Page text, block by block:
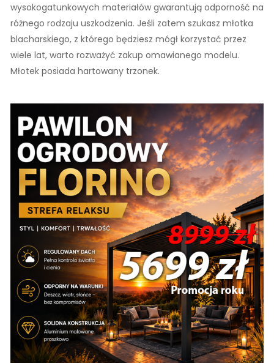
wysokogatunkowych materiałów gwarantują odporność na
różnego rodzaju uszkodzenia. Jeśli zatem szukasz młotka
blacharskiego, z którego będziesz mógł korzystać przez
wiele lat, warto rozważyć zakup omawianego modelu.
Młotek posiada hartowany trzonek.